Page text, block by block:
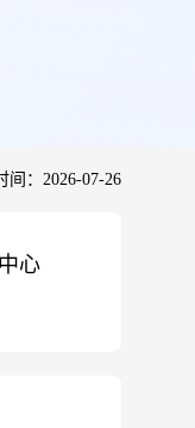
间：2026-07-26
心